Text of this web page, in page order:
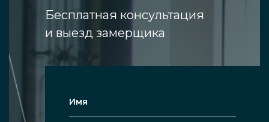
Бесплатная консультация
и выезд замерщика